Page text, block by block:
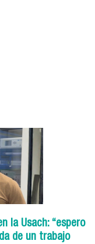
la Usach: “espero
de un trabajo